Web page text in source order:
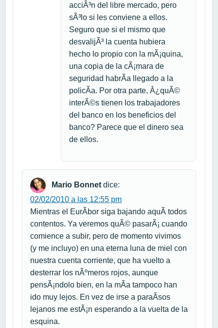
acciÃ³n del libre mercado, pero
sÃ³lo si les conviene a ellos.
Seguro que si el mismo que
desvalijÃ³ la cuenta hubiera
hecho lo propio con la mÃ¡quina,
una copia de la cÃ¡mara de
seguridad habrÃ­a llegado a la
policÃ­a. Por otra parte, Â¿quÃ©
interÃ©s tienen los trabajadores
del banco en los beneficios del
banco? Parece que el dinero sea
de ellos.
Mario Bonnet dice:
02/02/2010 a las 12:55 pm
Mientras el EurÃ­bor siga bajando aquÃ­ todos
contentos. Ya veremos quÃ© pasarÃ¡ cuando
comience a subir, pero de momento vivimos
(y me incluyo) en una eterna luna de miel con
nuestra cuenta corriente, que ha vuelto a
desterrar los nÃºmeros rojos, aunque
pensÃ¡ndolo bien, en la mÃ­a tampoco han
ido muy lejos. En vez de irse a paraÃ­sos
lejanos me estÃ¡n esperando a la vuelta de la
esquina.